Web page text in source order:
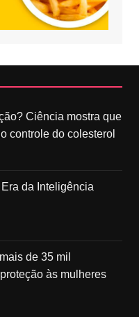
Ciência mostra que
controle do colesterol
da Inteligência
de 35 mil
às mulheres